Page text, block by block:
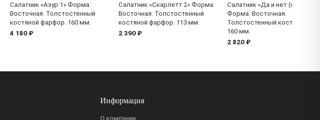
Салатник «Азур 1» Форма:
Восточная. Толстостенный
костяной фарфор. 160 мм.
4 180 ₽
Салатник «Скарлетт 2» Форма:
Восточная. Толстостенный
костяной фарфор. 113 мм.
2 390 ₽
Салатник «Да и нет (синий)»
Форма: Восточная.
Толстостенный костяной
160 мм.
2 820 ₽
Информация
О компании